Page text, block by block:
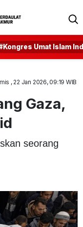
Umat Islam
, 22 Jan 2026, 09:19 WIB
Gaza,
seorang